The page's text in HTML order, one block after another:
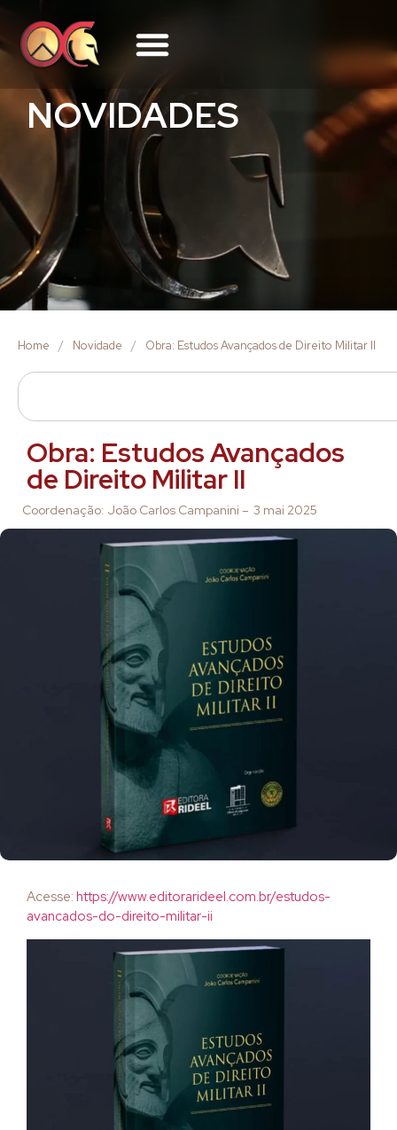
NOVIDADES
Home / Novidade / Obra: Estudos Avançados de Direito Militar II
Obra: Estudos Avançados
de Direito Militar II
Coordenação: João Carlos Campanini – 3 mai 2025
Acesse: https://www.editorarideel.com.br/estudos-
avancados-do-direito-militar-ii